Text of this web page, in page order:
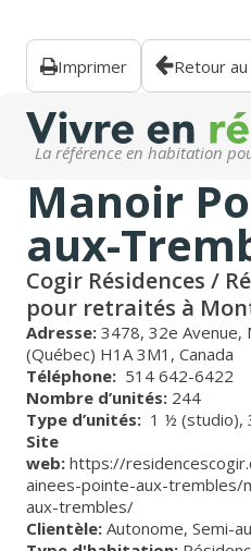
Imprimer Retour
La référence en habitation
Manoir
aux-
Cogir Résidences /
pour retraités à
Adresse: 3478, 32e Avenue,
(Québec) H1A 3M1, Canada
Téléphone: 514 642-6422
Nombre d’unités: 244
Type d’unités: 1 ½ (studio),
Site
web: https://
ainees-pointe-aux-trembles/
aux-trembles/
Clientèle: Autonome, Semi-